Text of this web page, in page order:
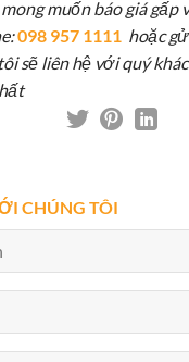
muốn báo giá gấp
098 957 1111 hoặc
sẽ liên hệ với quý
CHÚNG TÔI